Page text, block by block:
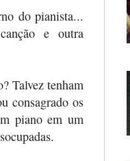
do pianista...
e outra
Talvez tenham
consagrado os
piano em um